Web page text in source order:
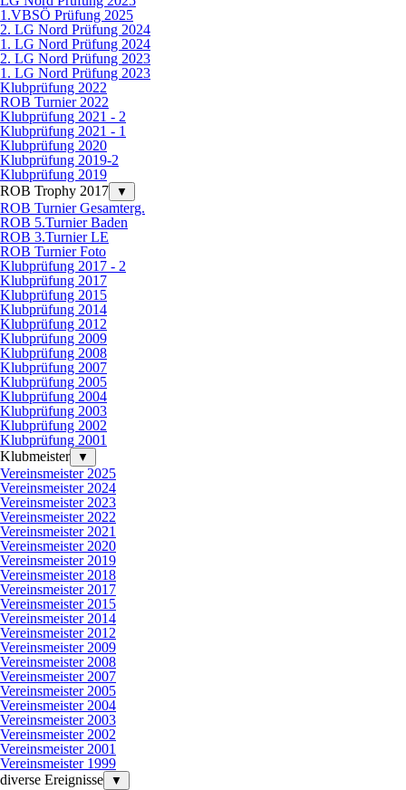
1.VBSÖ Prüfung 2025
2. LG Nord Prüfung 2024
1. LG Nord Prüfung 2024
2. LG Nord Prüfung 2023
1. LG Nord Prüfung 2023
Klubprüfung 2022
ROB Turnier 2022
Klubprüfung 2021 - 2
Klubprüfung 2021 - 1
Klubprüfung 2020
Klubprüfung 2019-2
Klubprüfung 2019
ROB Trophy 2017
▼
ROB Turnier Gesamterg.
ROB 5.Turnier Baden
ROB 3.Turnier LE
ROB Turnier Foto
Klubprüfung 2017 - 2
Klubprüfung 2017
Klubprüfung 2015
Klubprüfung 2014
Klubprüfung 2012
Klubprüfung 2009
Klubprüfung 2008
Klubprüfung 2007
Klubprüfung 2005
Klubprüfung 2004
Klubprüfung 2003
Klubprüfung 2002
Klubprüfung 2001
Klubmeister
▼
Vereinsmeister 2025
Vereinsmeister 2024
Vereinsmeister 2023
Vereinsmeister 2022
Vereinsmeister 2021
Vereinsmeister 2020
Vereinsmeister 2019
Vereinsmeister 2018
Vereinsmeister 2017
Vereinsmeister 2015
Vereinsmeister 2014
Vereinsmeister 2012
Vereinsmeister 2009
Vereinsmeister 2008
Vereinsmeister 2007
Vereinsmeister 2005
Vereinsmeister 2004
Vereinsmeister 2003
Vereinsmeister 2002
Vereinsmeister 2001
Vereinsmeister 1999
diverse Ereignisse
▼